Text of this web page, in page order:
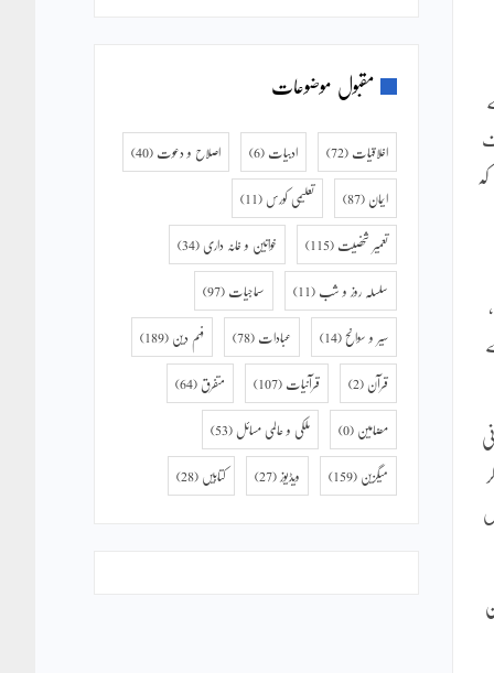
مقبول موضوعات
اخلاقیات (72) ادبیات (6) اصلاح و دعوت (40)
ایمان (87) تعلیمی کورس (11)
تعمیر شخصیت (115) خواتین و خانہ داری (34)
سلسلہ روز و شب (11) سماجیات (97)
سیر و سوانح(14) عبادات (78) فہم دین (189)
قرآن (2) قرآنیات (107) متفرق (64)
مضامین (0) ملکی و عالمی مسائل (53)
میگزین (159) ویڈیوز (27) کتابیں (28)